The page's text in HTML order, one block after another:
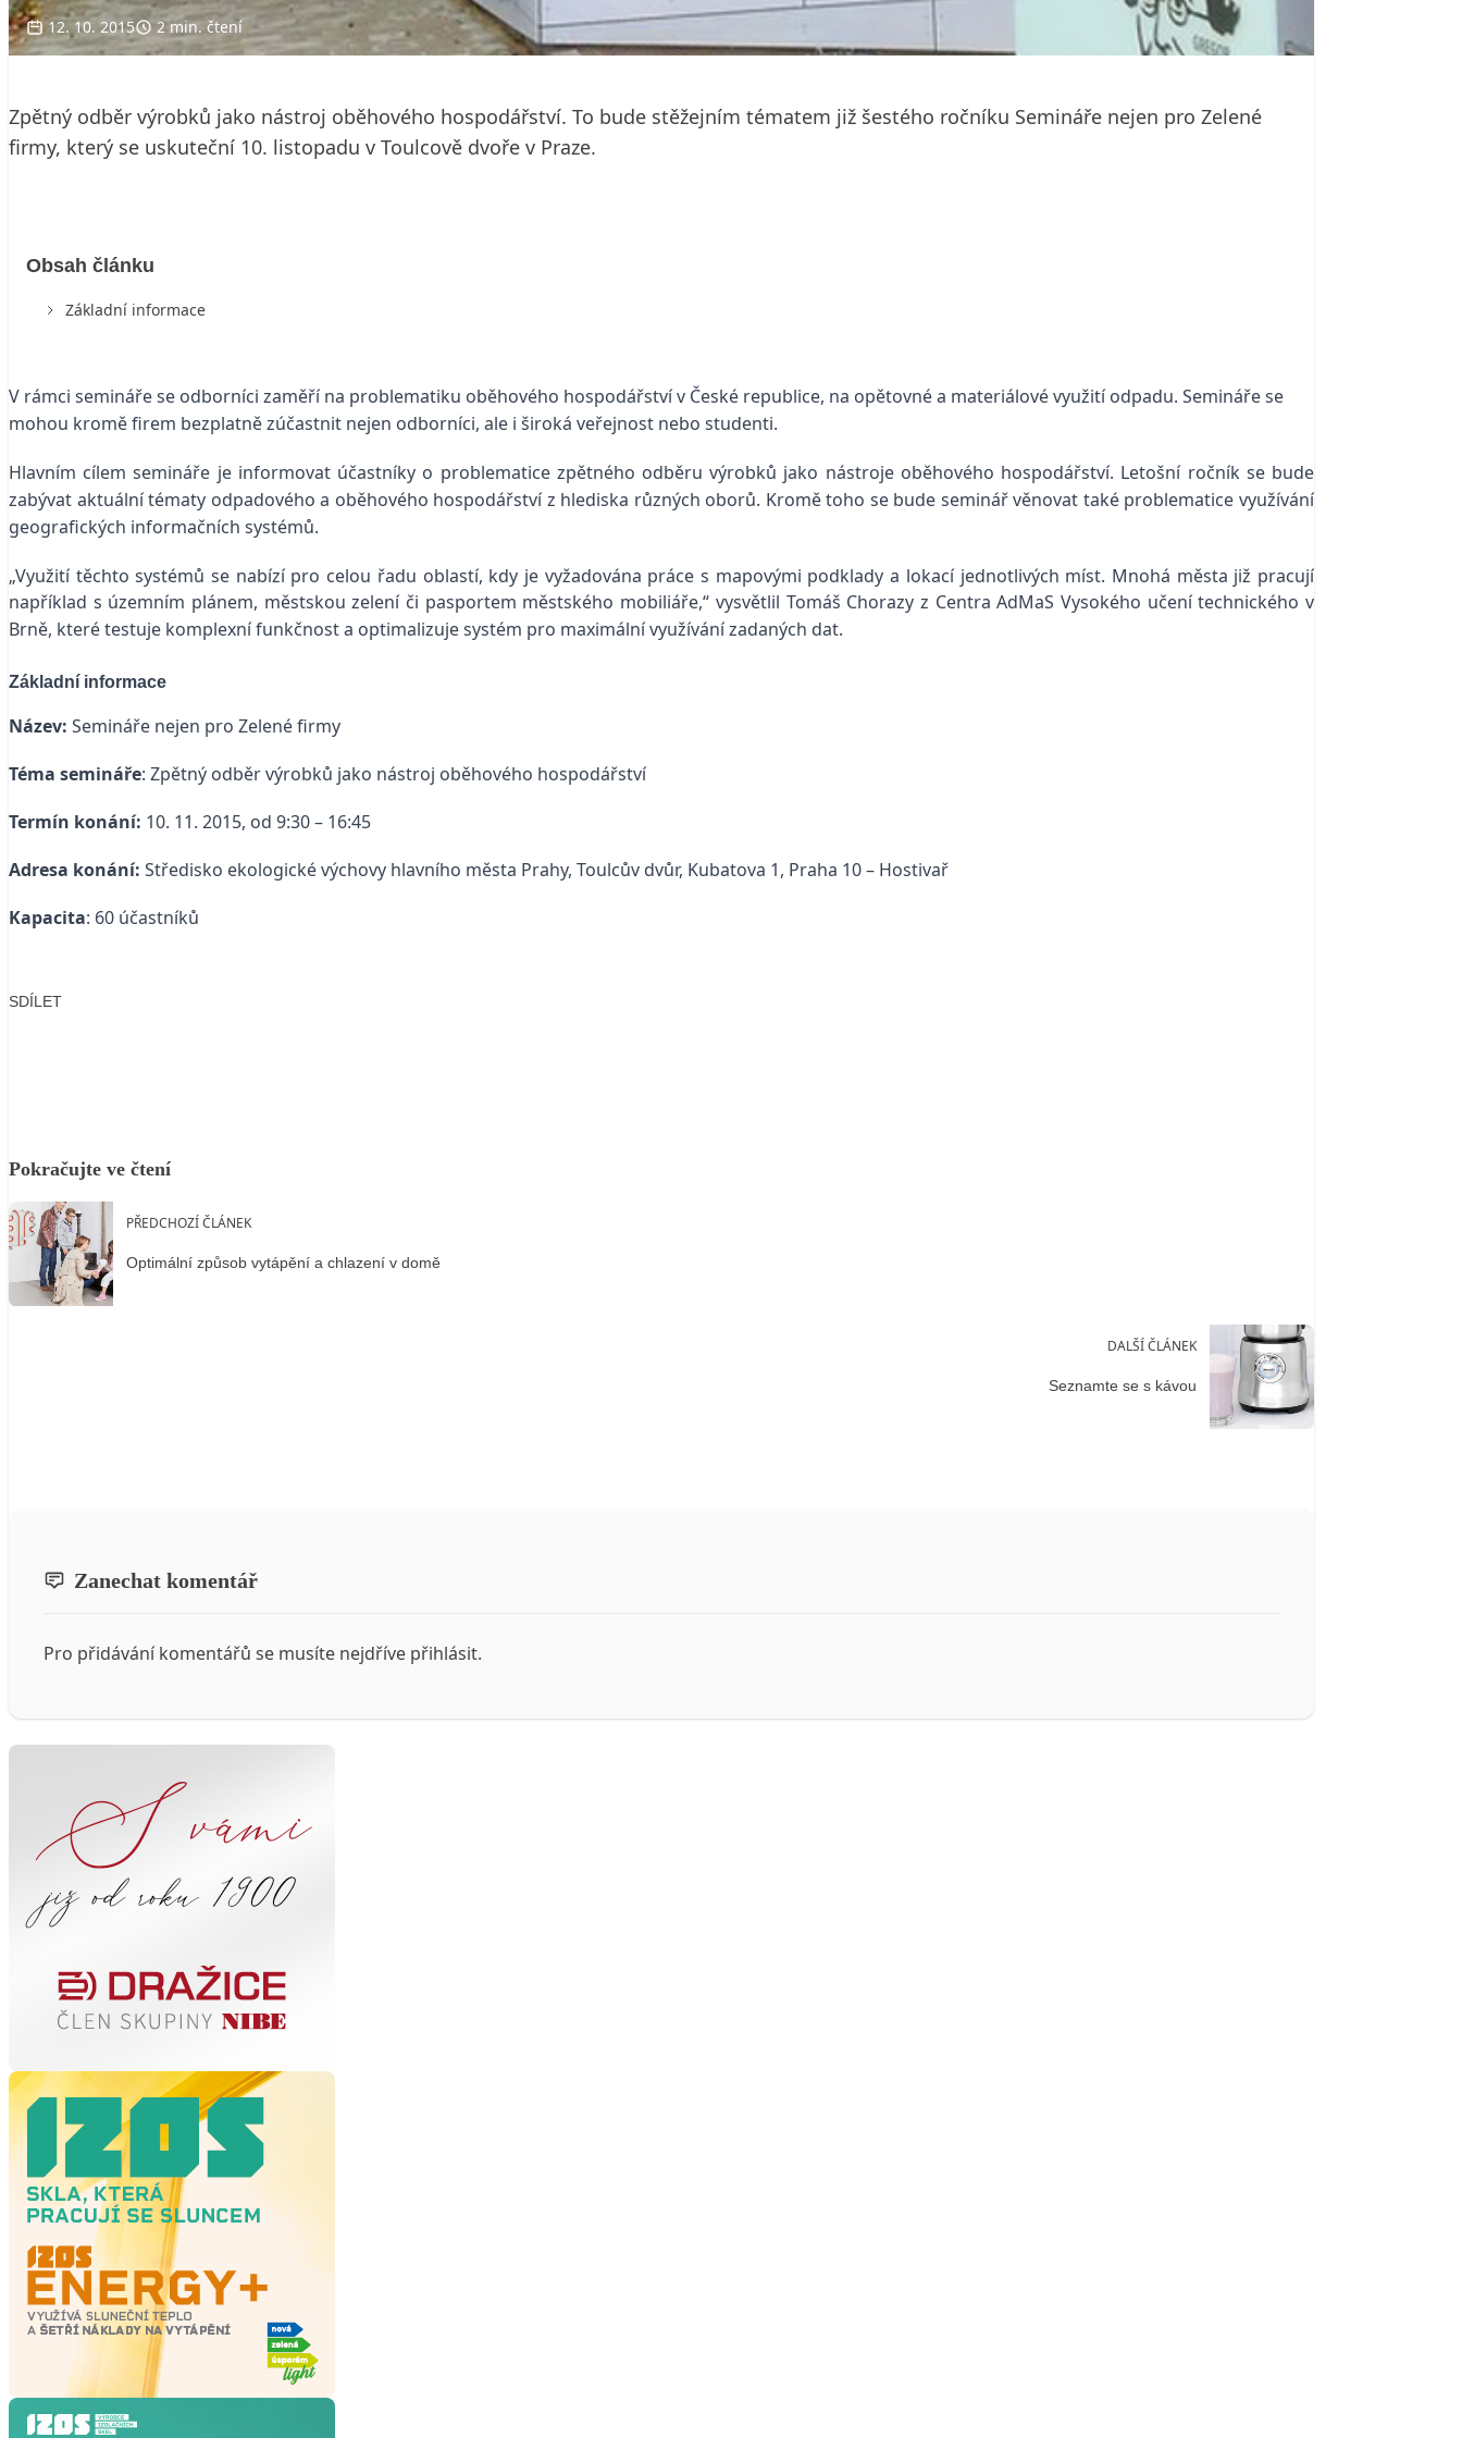
12. 10. 2015 2 min. čtení
Zpětný odběr výrobků jako nástroj oběhového hospodářství. To bude stěžejním tématem již šestého ročníku Semináře nejen pro Zelené
firmy, který se uskuteční 10. listopadu v Toulcově dvoře v Praze.
Obsah článku
Základní informace
V rámci semináře se odborníci zaměří na problematiku oběhového hospodářství v České republice, na opětovné a materiálové využití odpadu. Semináře se
mohou kromě firem bezplatně zúčastnit nejen odborníci, ale i široká veřejnost nebo studenti.
Hlavním cílem semináře je informovat účastníky o problematice zpětného odběru výrobků jako nástroje oběhového hospodářství. Letošní ročník se bude
zabývat aktuální tématy odpadového a oběhového hospodářství z hlediska různých oborů. Kromě toho se bude seminář věnovat také problematice využívání
geografických informačních systémů.
„Využití těchto systémů se nabízí pro celou řadu oblastí, kdy je vyžadována práce s mapovými podklady a lokací jednotlivých míst. Mnohá města již pracují
například s územním plánem, městskou zelení či pasportem městského mobiliáře,“ vysvětlil Tomáš Chorazy z Centra AdMaS Vysokého učení technického v
Brně, které testuje komplexní funkčnost a optimalizuje systém pro maximální využívání zadaných dat.
Základní informace
Název: Semináře nejen pro Zelené firmy
Téma semináře: Zpětný odběr výrobků jako nástroj oběhového hospodářství
Termín konání: 10. 11. 2015, od 9:30 – 16:45
Adresa konání: Středisko ekologické výchovy hlavního města Prahy, Toulcův dvůr, Kubatova 1, Praha 10 – Hostivař
Kapacita: 60 účastníků
SDÍLET
Pokračujte ve čtení
PŘEDCHOZÍ ČLÁNEK
Optimální způsob vytápění a chlazení v domě
DALŠÍ ČLÁNEK
Seznamte se s kávou
Zanechat komentář
Pro přidávání komentářů se musíte nejdříve přihlásit.